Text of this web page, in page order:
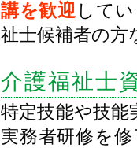
講を歓迎してい
祉士候補者の方
介護福祉士
特定技能や技
実務者研修を